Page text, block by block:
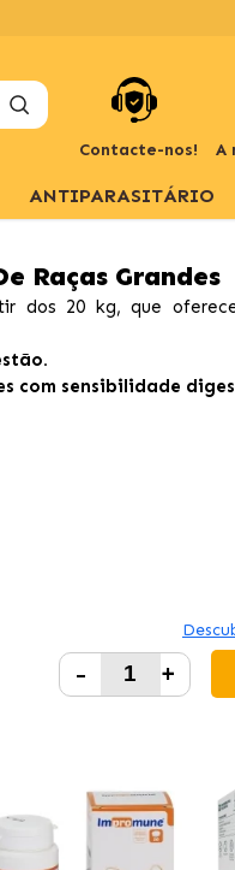
Contacte-nos! A
ANTIPARASITÁRIO
Raças Grandes
dos 20 kg, que
com sensibilidade
- +